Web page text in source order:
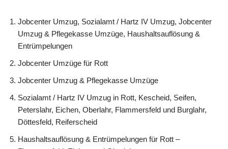
Jobcenter Umzug, Sozialamt / Hartz IV Umzug, Jobcenter
Umzug & Pflegekasse Umzüge, Haushaltsauflösung &
Entrümpelungen
Jobcenter Umzüge für Rott
Jobcenter Umzug & Pflegekasse Umzüge
Sozialamt / Hartz IV Umzug in Rott, Kescheid, Seifen,
Peterslahr, Eichen, Oberlahr, Flammersfeld und Burglahr,
Döttesfeld, Reiferscheid
Haushaltsauflösung & Entrümpelungen für Rott –